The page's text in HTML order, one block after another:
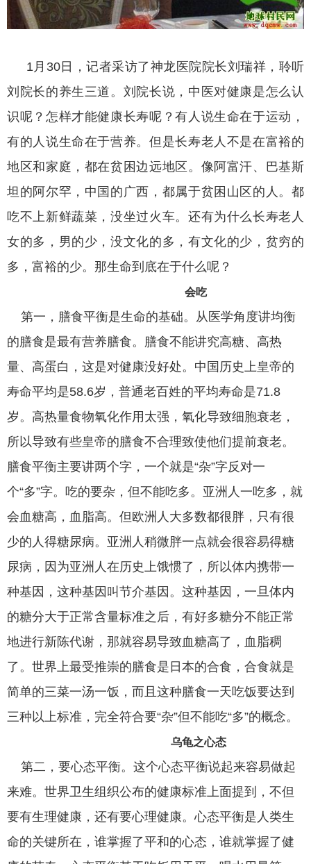
1月30日，记者采访了神龙医院院长刘瑞祥，聆听
刘院长的养生三道。刘院长说，中医对健康是怎么认
识呢？怎样才能健康长寿呢？有人说生命在于运动，
有的人说生命在于营养。但是长寿老人不是在富裕的
地区和家庭，都在贫困边远地区。像阿富汗、巴基斯
坦的阿尔罕，中国的广西，都属于贫困山区的人。都
吃不上新鲜蔬菜，没坐过火车。还有为什么长寿老人
女的多，男的少，没文化的多，有文化的少，贫穷的
多，富裕的少。那生命到底在于什么呢？
会吃
第一，膳食平衡是生命的基础。从医学角度讲均衡
的膳食是最有营养膳食。膳食不能讲究高糖、高热
量、高蛋白，这是对健康没好处。中国历史上皇帝的
寿命平均是58.6岁，普通老百姓的平均寿命是71.8
岁。高热量食物氧化作用太强，氧化导致细胞衰老，
所以导致有些皇帝的膳食不合理致使他们提前衰老。
膳食平衡主要讲两个字，一个就是“杂”字反对一
个“多”字。吃的要杂，但不能吃多。亚洲人一吃多，就
会血糖高，血脂高。但欧洲人大多数都很胖，只有很
少的人得糖尿病。亚洲人稍微胖一点就会很容易得糖
尿病，因为亚洲人在历史上饿惯了，所以体内携带一
种基因，这种基因叫节介基因。这种基因，一旦体内
的糖分大于正常含量标准之后，有好多糖分不能正常
地进行新陈代谢，那就容易导致血糖高了，血脂稠
了。世界上最受推崇的膳食是日本的合食，合食就是
简单的三菜一汤一饭，而且这种膳食一天吃饭要达到
三种以上标准，完全符合要“杂”但不能吃“多”的概念。
乌龟之心态
第二，要心态平衡。这个心态平衡说起来容易做起
来难。世界卫生组织公布的健康标准上面提到，不但
要有生理健康，还有要心理健康。心态平衡是人类生
命的关键所在，谁掌握了平和的心态，谁就掌握了健